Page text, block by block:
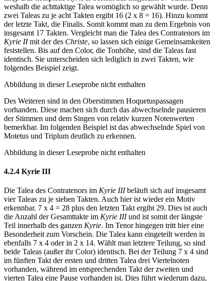
weshalb die achttaktige Talea womöglich so gewählt wurde. Denn
zwei Taleas zu je acht Takten ergibt 16 (2 x 8 = 16). Hinzu kommt
der letzte Takt, die Finalis. Somit kommt man zu dem Ergebnis von
insgesamt 17 Takten. Vergleicht man die Talea des Contratenors im
Kyrie IImit der des Christe, so lassen sich einige Gemeinsamkeiten
feststellen. Bis auf den Color, die Tonhöhe, sind die Taleas fast
identisch. Sie unterscheiden sich lediglich in zwei Takten, wie
folgendes Beispiel zeigt.
Abbildung in dieser Leseprobe nicht enthalten
Des Weiteren sind in den Oberstimmen Hoquetuspassagen
vorhanden. Diese machen sich durch das abwechselnde pausieren
der Stimmen und dem Singen von relativ kurzen Notenwerten
bemerkbar. Im folgenden Beispiel ist das abwechselnde Spiel von
Motetus und Triplum deutlich zu erkennen.
Abbildung in dieser Leseprobe nicht enthalten
4.2.4 Kyrie III
Die Talea des Contratenors im Kyrie IIIbeläuft sich auf insgesamt
vier Taleas zu je sieben Takten. Auch hier ist wieder ein Motiv
erkennbar. 7 x 4 = 28 plus den letzten Takt ergibt 29. Dies ist auch
die Anzahl der Gesamttakte im Kyrie IIIund ist somit der längste
Teil innerhalb des ganzen Kyrie. Im Tenor hingegen tritt hier eine
Besonderheit zum Vorschein. Die Talea kann eingeteilt werden in
ebenfalls 7 x 4 oder in 2 x 14. Wählt man letztere Teilung, so sind
beide Taleas (außer ihr Color) identisch. Bei der Teilung 7 x 4 sind
im fünften Takt der ersten und dritten Talea drei Viertelnoten
vorhanden, während im entsprechenden Takt der zweiten und
vierten Talea eine Pause vorhanden ist. Dies führt wiederum dazu,